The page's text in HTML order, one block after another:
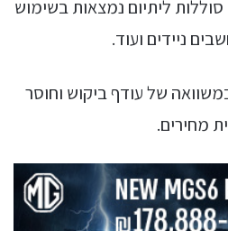
ליתיום נמצאות בשימוש
ניידים ועוד.
של עודף ביקוש וחוסר
מחירים.